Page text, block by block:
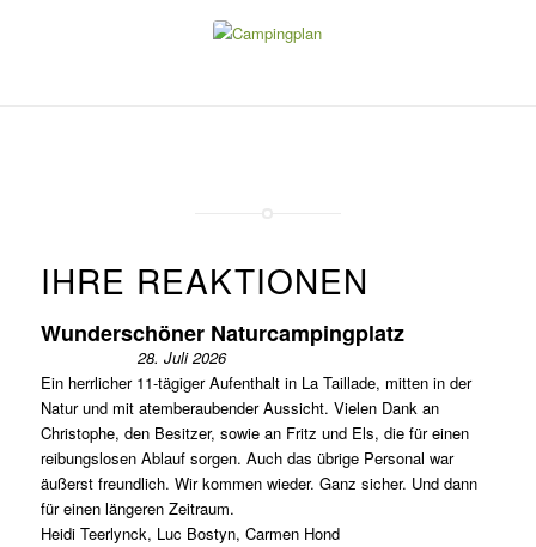
Klicken
IHRE REAKTIONEN
Wunderschöner Naturcampingplatz
28. Juli 2026
Ein herrlicher 11-tägiger Aufenthalt in La Taillade, mitten in der
Natur und mit atemberaubender Aussicht. Vielen Dank an
Christophe, den Besitzer, sowie an Fritz und Els, die für einen
reibungslosen Ablauf sorgen. Auch das übrige Personal war
äußerst freundlich. Wir kommen wieder. Ganz sicher. Und dann
für einen längeren Zeitraum.
Heidi Teerlynck, Luc Bostyn, Carmen Hond